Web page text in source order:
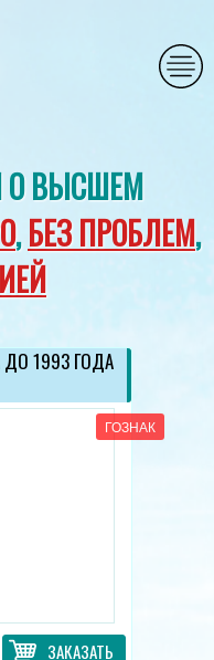
О ВЫСШЕМ
,БЕЗ ПРОБЛЕМ,
1993 ГОДА
ГОЗНАК
ЗАКАЗАТЬ